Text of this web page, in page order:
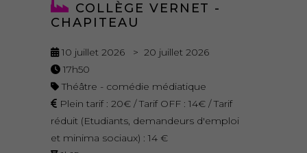
COLLÈGE VERNET -
CHAPITEAU
10 juillet 2026 > 20 juillet 2026
17h50
Théâtre - comédie médiatique
Plein tarif : 20€ / Tarif OFF : 14€ / Tarif
réduit (Etudiants, demandeurs d'emploi
et minima sociaux) : 14 €